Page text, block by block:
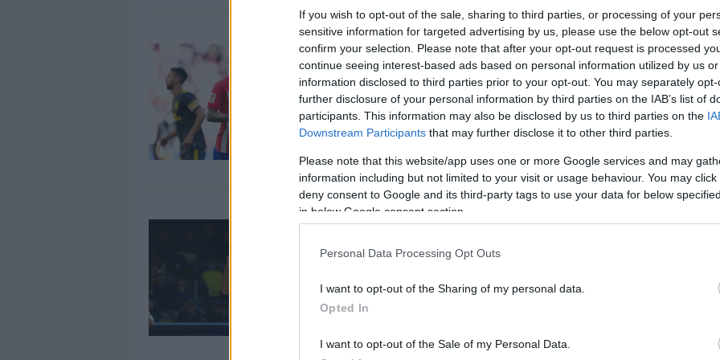
If you wish to opt-out of the sale, sharing to third parties, or processing of your
sensitive information for targeted advertising by us, please use the below opt-out
confirm your selection. Please note that after your opt-out request is processed
continue seeing interest-based ads based on personal information utilized by us
information disclosed to third parties prior to your opt-out. You may separately
further disclosure of your personal information by third parties on the IAB’s list of
participants. This information may also be disclosed by us to third parties on the
Downstream Participants that may further disclose it to other third parties.
Please note that this website/app uses one or more Google services and may
information including but not limited to your visit or usage behaviour. You may
deny consent to Google and its third-party tags to use your data for below
in below Google consent section.
Personal Data Processing Opt Outs
I want to opt-out of the Sharing of my personal data.
Opted In
I want to opt-out of the Sale of my Personal Data.
Los sancionados de la jornada 28: ¿Quiénes suplirán a
Correa & cía?
12. marzo 2025 Por Jesus Gallo|
Diez jugadores se perderán la jornada 28 de LaLiga 24/25 al estar
sancionados, entre ellos Ángel Correa y Johnny Cardoso.
Leer más »
Los mejores jugadores de marzo en Comunio (23/24)
el MVP Comunio de marzo con 44 puntos.